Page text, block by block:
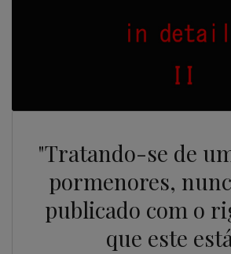
"Tratando-se de
pormenores,
publicado com o
que este